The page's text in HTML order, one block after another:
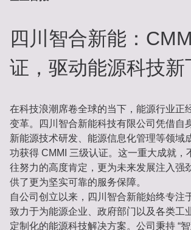
四川智合新能：
证，驱动能源科技新
在科技浪潮席卷全球的当下，能源行业正
变革。四川智合新能科技有限公司凭借自
新能源技术研发、能源信息化管理等领域
功获得 CMMI 三级认证。这一重大成就，
往努力的高度肯定，更为未来发展注入强
供了更为坚实可靠的服务保障。
自公司创立以来，四川智合新能始终专注
致力于为能源企业、政府部门以及各类工
定制化的能源科技解决方案。公司秉持 “